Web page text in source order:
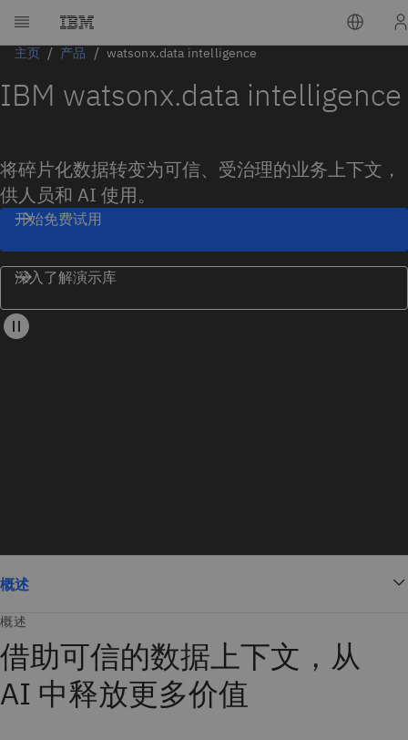
主页 产品 watsonx.data intelligence
IBM watsonx.data intelligence
将碎片化数据转变为可信、受治理的业务上下文，
供人员和 AI 使用。
开始免费试用
深入了解演示库
概述
概述
借助可信的数据上下文，从
AI 中释放更多价值